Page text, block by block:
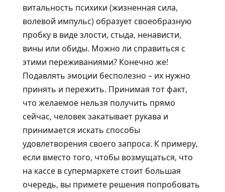
витальность психики (жизненная сила,
волевой импульс) образует своеобразную
пробку в виде злости, стыда, ненависти,
вины или обиды. Можно ли справиться с
этими переживаниями? Конечно же!
Подавлять эмоции бесполезно – их нужно
принять и пережить. Принимая тот факт,
что желаемое нельзя получить прямо
сейчас, человек закатывает рукава и
принимается искать способы
удовлетворения своего запроса. К примеру,
если вместо того, чтобы возмущаться, что
на кассе в супермаркете стоит большая
очередь, вы примете решения попробовать